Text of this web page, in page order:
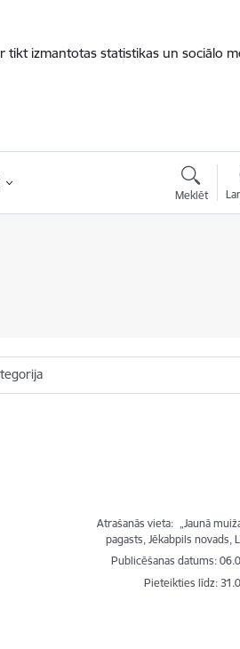
tikt izmantotas statistikas un sociālo
Meklēt
Atrašanās vieta:
„Jaunā
pagasts, Jēkabpils novads,
Publicēšanas datums:
Pieteikties līdz: